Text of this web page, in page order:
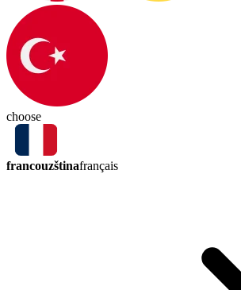
choose
francouzštinafrançais